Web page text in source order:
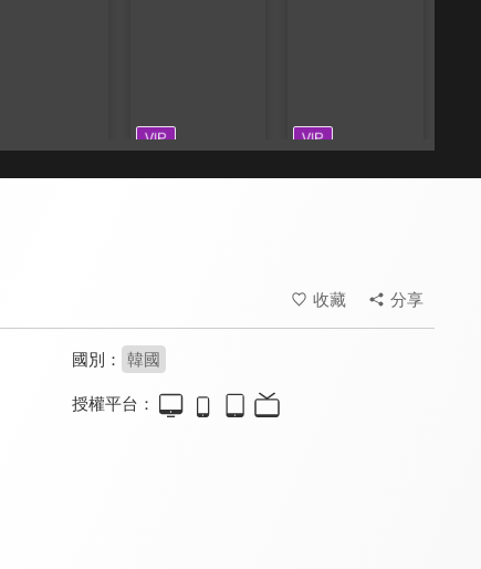
集
收藏 分享
國別： 韓國
授權平台：